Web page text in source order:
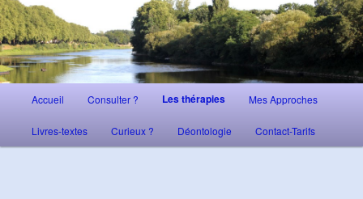
principal
Accueil Consulter ? Les thérapies Mes Approches
Livres-textes Curieux ? Déontologie Contact-Tarifs